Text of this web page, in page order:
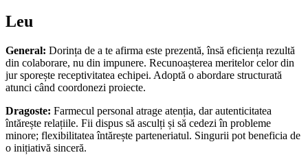
Leu
General: Dorința de a te afirma este prezentă, însă eficiența rezultă
din colaborare, nu din impunere. Recunoașterea meritelor celor din
jur sporește receptivitatea echipei. Adoptă o abordare structurată
atunci când coordonezi proiecte.
Dragoste: Farmecul personal atrage atenția, dar autenticitatea
întărește relațiile. Fii dispus să asculți și să cedezi în probleme
minore; flexibilitatea întărește parteneriatul. Singurii pot beneficia de
o inițiativă sinceră.